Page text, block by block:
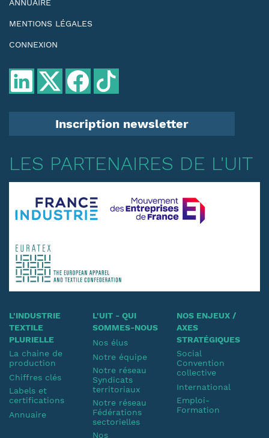
ANNUAIRE
MENTIONS LÉGALES
CONNEXION
Inscription newsletter
LES PARTENAIRES DE L'UIT
L'INDUSTRIE
TEXTILE
PLURIELLE
La chaine de
production
Chiffres clés
Labels et
certifications
Annuaire
L'UIT - QUI
SOMMES-NOUS
Nos élus
Notre équipe
Notre réseau
Syndicats
territoriaux
Notre réseau
Fédérations
sectorielles
Nos
NOS ENJEUX /
AXES
STRATÉGIQUES
Social
Convention
collective
International
Emploi-
Formation